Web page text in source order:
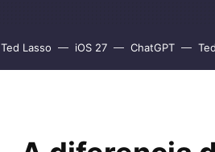
Ted Lasso iOS 27 ChatGPT